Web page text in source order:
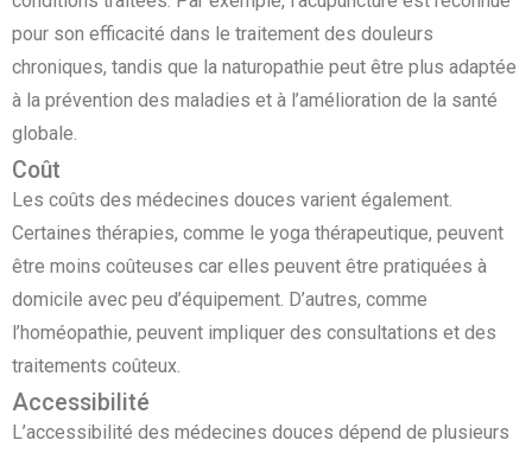
pour son efficacité dans le traitement des douleurs
chroniques, tandis que la naturopathie peut être plus adaptée
à la prévention des maladies et à l’amélioration de la santé
globale.
Coût
Les coûts des médecines douces varient également.
Certaines thérapies, comme le yoga thérapeutique, peuvent
être moins coûteuses car elles peuvent être pratiquées à
domicile avec peu d’équipement. D’autres, comme
l’homéopathie, peuvent impliquer des consultations et des
traitements coûteux.
Accessibilité
L’accessibilité des médecines douces dépend de plusieurs